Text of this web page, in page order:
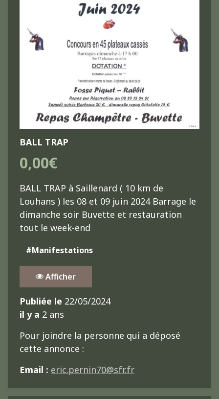
BALL TRAP
0,00€
BALL TRAP à Saillenard ( 10 km de
Louhans ) les 08 et 09 juin 2024 Barrage le
dimanche soir Buvette et restauration
tout le week-end
#Manifestations
Afficher
Publiée le 22/05/2024
il y a 2 ans
Pour joindre la personne qui a déposé
cette annonce :
Email : eric.pernin70@sfr.fr